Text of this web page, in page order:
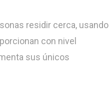
residir cerca, usando
con nivel
sus únicos